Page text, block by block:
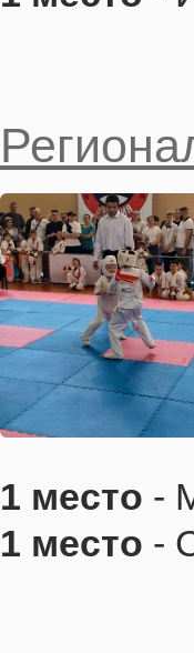
1 место -
1 место -